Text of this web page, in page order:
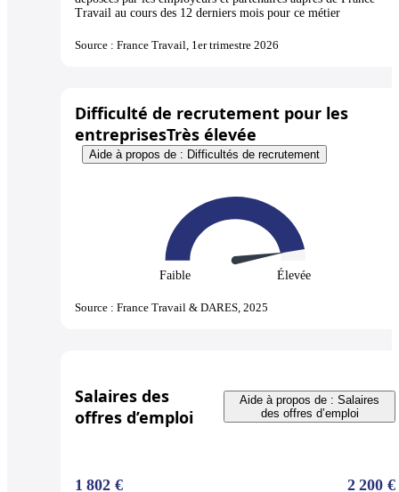
Travail au cours des 12 derniers mois pour ce métier
Source : France Travail, 1er trimestre 2026
Difficulté de recrutement pour les
entreprisesTrès élevée
Aide à propos de : Difficultés de recrutement
Faible Élevée
Source : France Travail & DARES, 2025
Salaires des
offres d’emploi
Aide à propos de : Salaires
des offres d’emploi
1 802 € 2 200 €